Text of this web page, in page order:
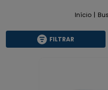
Início
FILTRAR